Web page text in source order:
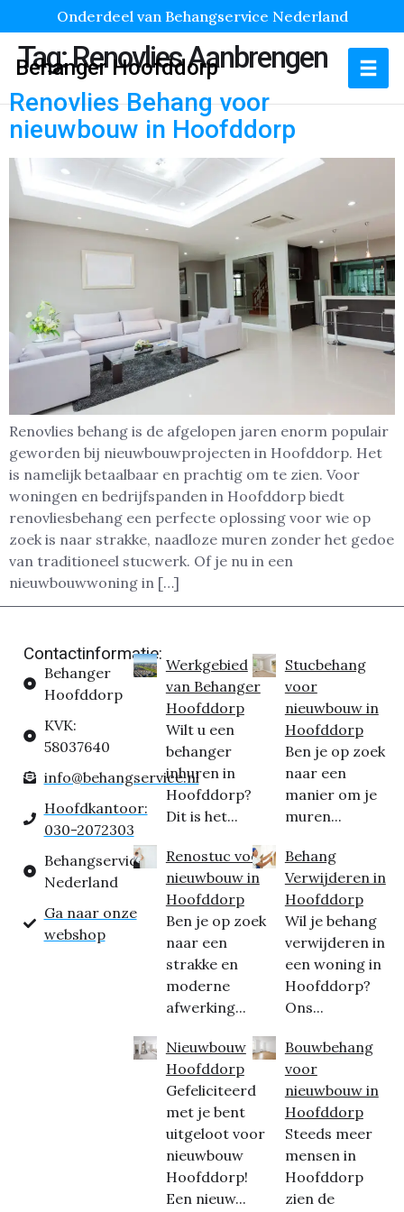
Onderdeel van Behangservice Nederland
Behanger Hoofddorp
Tag:Renovlies Aanbrengen
Renovlies Behang voor
nieuwbouw in Hoofddorp
Renovlies behang is de afgelopen jaren enorm populair
geworden bij nieuwbouwprojecten in Hoofddorp. Het
is namelijk betaalbaar en prachtig om te zien. Voor
woningen en bedrijfspanden in Hoofddorp biedt
renovliesbehang een perfecte oplossing voor wie op
zoek is naar strakke, naadloze muren zonder het gedoe
van traditioneel stucwerk. Of je nu in een
nieuwbouwwoning in […]
Contactinformatie:
Behanger
Hoofddorp
KVK:
58037640
info@behangservice.nl
Hoofdkantoor:
030-2072303
Behangservice
Nederland
Ga naar onze
webshop
Werkgebied
van Behanger
Hoofddorp
Wilt u een
behanger
inhuren in
Hoofddorp?
Dit is het...
Renostuc voor
nieuwbouw in
Hoofddorp
Ben je op zoek
naar een
strakke en
moderne
afwerking...
Nieuwbouw
Hoofddorp
Gefeliciteerd
met je bent
uitgeloot voor
nieuwbouw
Hoofddorp!
Een nieuw...
Stucbehang
voor
nieuwbouw in
Hoofddorp
Ben je op zoek
naar een
manier om je
muren...
Behang
Verwijderen in
Hoofddorp
Wil je behang
verwijderen in
een woning in
Hoofddorp?
Ons...
Bouwbehang
voor
nieuwbouw in
Hoofddorp
Steeds meer
mensen in
Hoofddorp
zien de